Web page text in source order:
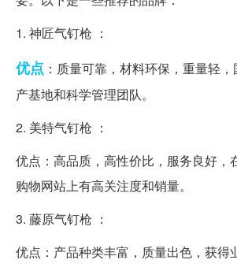
1. 神匠气钉枪 ：
优点 ：质量可靠，材料环保，重量轻
产基地和科学管理团队。
2. 美特气钉枪 ：
优点：高品质，高性价比，服务良好，
购物网站上有高关注度和销量。
3. 藤原气钉枪 ：
优点：产品种类丰富，质量出色，获得